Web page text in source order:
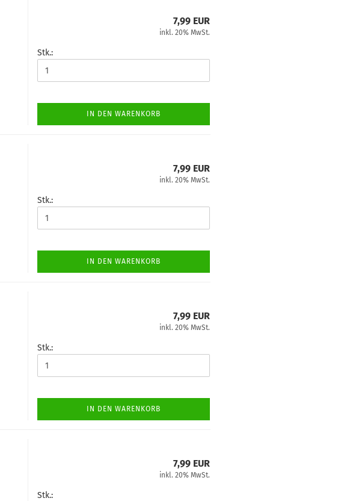
7,99 EUR
inkl. 20% MwSt.
Stk.:
IN DEN WARENKORB
7,99 EUR
inkl. 20% MwSt.
Stk.:
IN DEN WARENKORB
7,99 EUR
inkl. 20% MwSt.
Stk.:
IN DEN WARENKORB
7,99 EUR
inkl. 20% MwSt.
Stk.: